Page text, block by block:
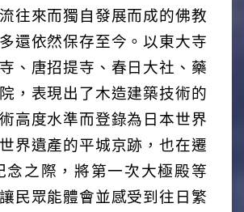
往來而獨自發展而成的佛教
還依然保存至今。以東大寺
、唐招提寺、春日大社、藥
，表現出了木造建築技術的
高度水準而登錄為日本世界
界遺產的平城京跡，也在遷
念之際，將第一次大極殿等
民眾能體會並感受到往日繁